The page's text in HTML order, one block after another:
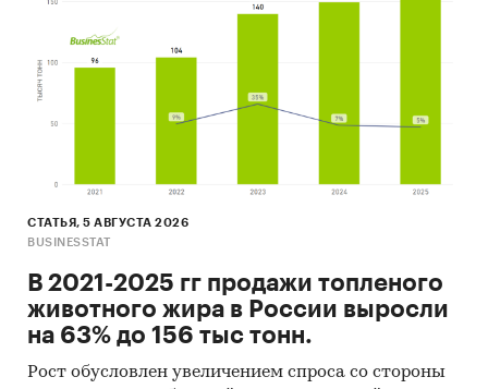
СТАТЬЯ, 5 АВГУСТА 2026
BUSINESSTAT
В 2021-2025 гг продажи топленого
животного жира в России выросли
на 63% до 156 тыс тонн.
Рост обусловлен увеличением спроса со стороны